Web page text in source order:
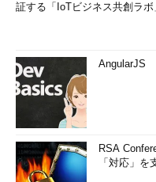
証する「IoTビジネス共創ラボ
AngularJS
RSA
「対応」